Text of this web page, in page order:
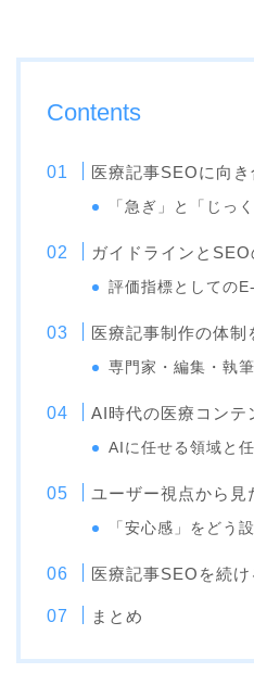
Contents
医療記事SEOに向
「急ぎ」と「じっ
ガイドラインとSEO
評価指標としての
医療記事制作の体制
専門家・編集・執
AI時代の医療コンテ
AIに任せる領域と
ユーザー視点から見
「安心感」をどう
医療記事SEOを続
まとめ